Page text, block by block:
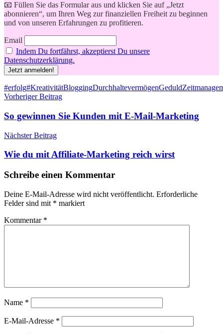
📧 Füllen Sie das Formular aus und klicken Sie auf „Jetzt
abonnieren“, um Ihren Weg zur finanziellen Freiheit zu beginnen
und von unseren Erfahrungen zu profitieren.
Email
Indem Du fortfährst, akzeptierst Du unsere
Datenschutzerklärung.
Schlagwörter
#erfolg#KreativitätBloggingDurchhaltevermögenGeduld
Beitragsnavigation
Vorheriger Beitrag
So gewinnen Sie Kunden mit E-Mail-Marketing
Nächster Beitrag
Wie du mit Affiliate-Marketing reich wirst
Schreibe einen Kommentar
Deine E-Mail-Adresse wird nicht veröffentlicht. Erforderliche
Felder sind mit * markiert
Kommentar *
Name *
E-Mail-Adresse *